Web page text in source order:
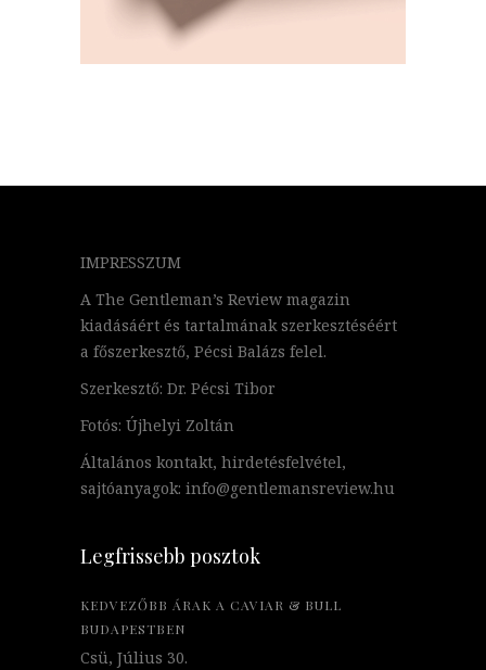
IMPRESSZUM
A The Gentleman’s Review magazin
kiadásáért és tartalmának szerkesztéséért
a főszerkesztő, Pécsi Balázs felel.
Szerkesztő: Dr. Pécsi Tibor
Fotós: Újhelyi Zoltán
Általános kontakt, hirdetésfelvétel,
sajtóanyagok: info@gentlemansreview.hu
Legfrissebb posztok
KEDVEZŐBB ÁRAK A CAVIAR & BULL
BUDAPESTBEN
Csü, Július 30.